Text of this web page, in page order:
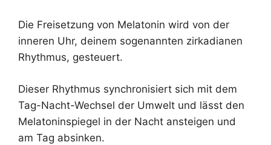
Die Freisetzung von Melatonin wird von der
inneren Uhr, deinem sogenannten zirkadianen
Rhythmus, gesteuert.
Dieser Rhythmus synchronisiert sich mit dem
Tag-Nacht-Wechsel der Umwelt und lässt den
Melatoninspiegel in der Nacht ansteigen und
am Tag absinken.